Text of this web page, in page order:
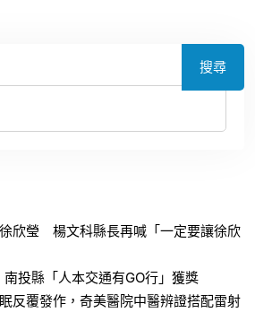
搜尋
欣瑩 楊文科縣長再喊「一定要讓徐欣
南投縣「人本交通有GO行」獲獎
反覆發作，奇美醫院中醫辨證搭配雷射